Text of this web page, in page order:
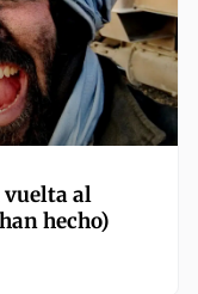
al
hecho)